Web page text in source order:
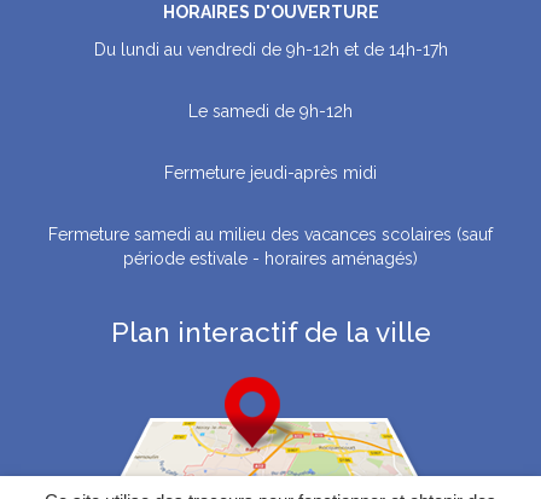
HORAIRES D'OUVERTURE
Du lundi au vendredi de 9h-12h et de 14h-17h
Le samedi de 9h-12h
Fermeture jeudi-après midi
Fermeture samedi au milieu des vacances scolaires (sauf
période estivale - horaires aménagés)
Plan interactif de la ville